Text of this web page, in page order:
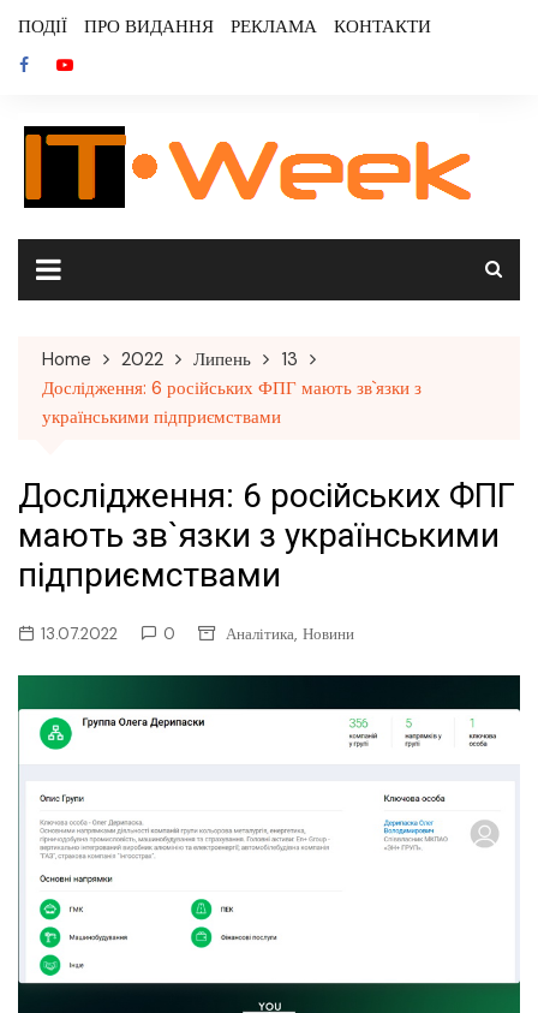
content
ПОДІЇ ПРО ВИДАННЯ РЕКЛАМА КОНТАКТИ
Home 2022 Липень
13
Дослідження: 6 російських ФПГ мають зв`язки з
українськими підприємствами
Дослідження: 6 російських ФПГ
мають зв`язки з українськими
підприємствами
13.07.2022 0 Аналітика, Новини